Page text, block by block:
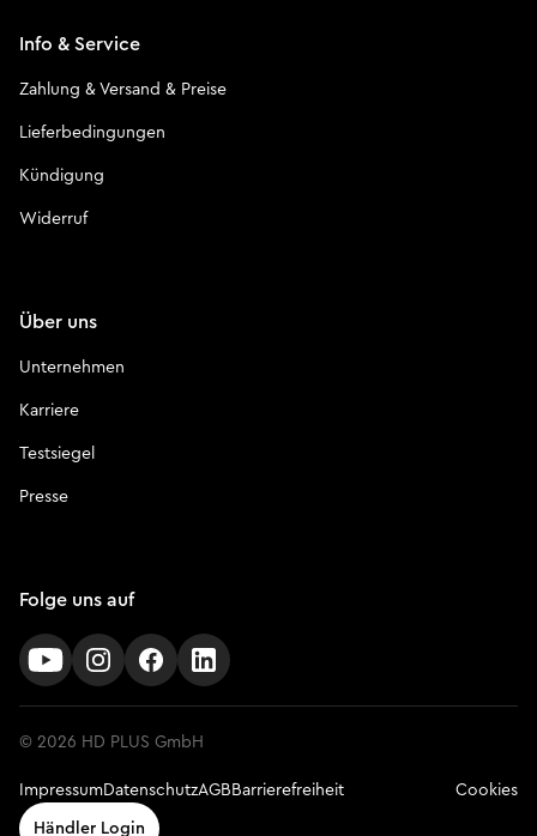
Info & Service
Zahlung & Versand & Preise
Lieferbedingungen
Kündigung
Widerruf
Über uns
Unternehmen
Karriere
Testsiegel
Presse
Folge uns auf
© 2026 HD PLUS GmbH
ImpressumDatenschutzAGB Barrierefreiheit Cookies
Händler Login